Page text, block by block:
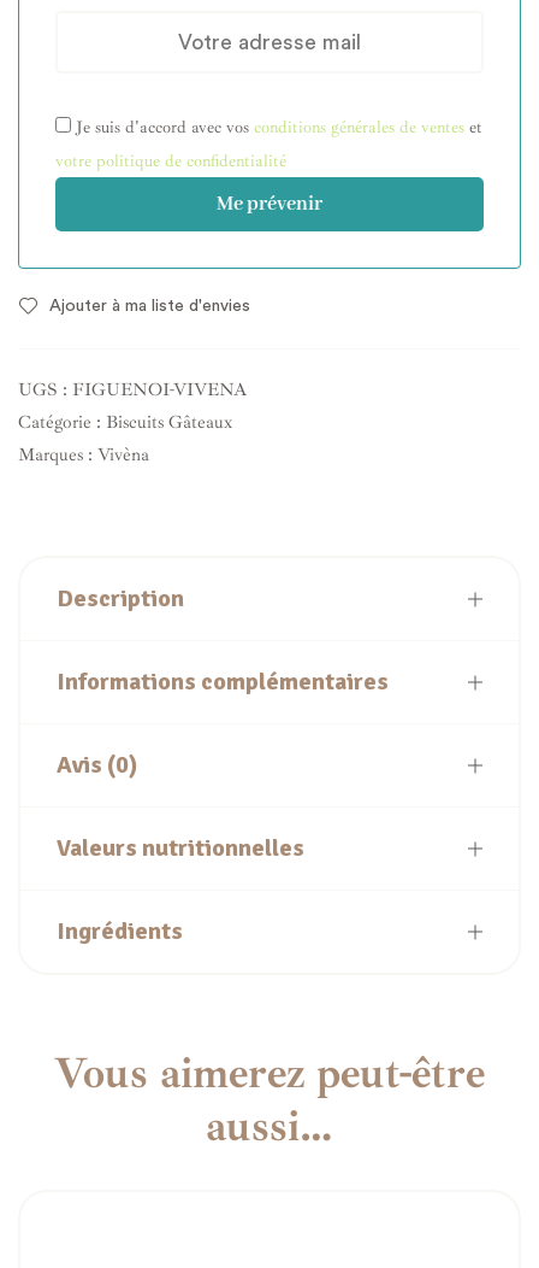
Je suis d'accord avec vos conditions générales de ventes et
votre politique de confidentialité
Me prévenir
Ajouter à ma liste d'envies
UGS : FIGUENOI-VIVENA
Catégorie : Biscuits Gâteaux
Marques : Vivèna
Description
Informations complémentaires
Avis (0)
Valeurs nutritionnelles
Ingrédients
Vous aimerez peut-être
aussi…